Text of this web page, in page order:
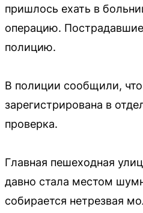
пришлось ехать в
операцию.
полицию.
В полиции сообщили,
зарегистрирована в
проверка.
Главная пешеходная
давно стала местом
собирается нетрезвая